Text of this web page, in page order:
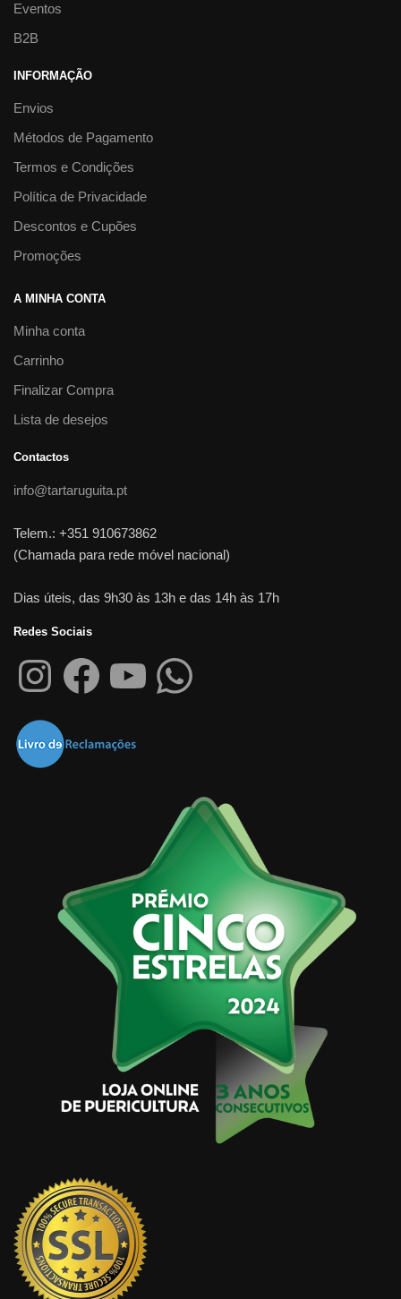
Eventos
B2B
INFORMAÇÃO
Envios
Métodos de Pagamento
Termos e Condições
Política de Privacidade
Descontos e Cupões
Promoções
A MINHA CONTA
Minha conta
Carrinho
Finalizar Compra
Lista de desejos
Contactos
info@tartaruguita.pt
Telem.: +351 910673862
(Chamada para rede móvel nacional)
Dias úteis, das 9h30 às 13h e das 14h às 17h
Redes Sociais